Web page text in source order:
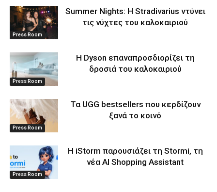
Press Room
Summer Nights: Η Stradivarius ντύνει
τις νύχτες του καλοκαιριού
Press Room
Η Dyson επαναπροσδιορίζει τη
δροσιά του καλοκαιριού
Press Room
Τα UGG bestsellers που κερδίζουν
ξανά το κοινό
Press Room
Η iStorm παρουσιάζει τη Stormi, τη
νέα AI Shopping Assistant